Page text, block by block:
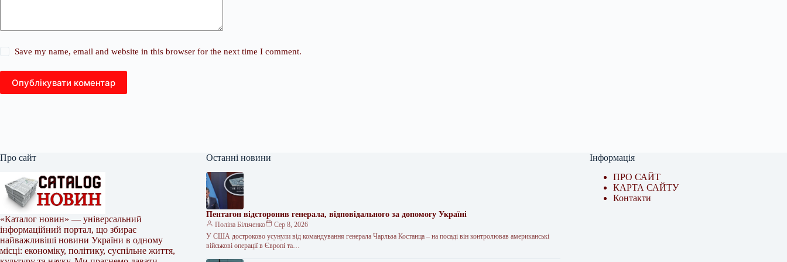
Save my name, email and website in this browser for the next time I comment.
Опублікувати коментар
Про сайт
«Каталог новин» — універсальний
інформаційний портал, що збирає
найважливіші новини України в одному
місці: економіку, політику, суспільне життя,
Останні новини
Пентагон відсторонив генерала, відповідального за допомогу Україні
Поліна Більченко
Сер 8, 2026
У США достроково усунули від командування генерала Чарльза Костанца – на посаді він контролював американські
військові операції в Європі та…
Інформація
ПРО САЙТ
КАРТА САЙТУ
Контакти